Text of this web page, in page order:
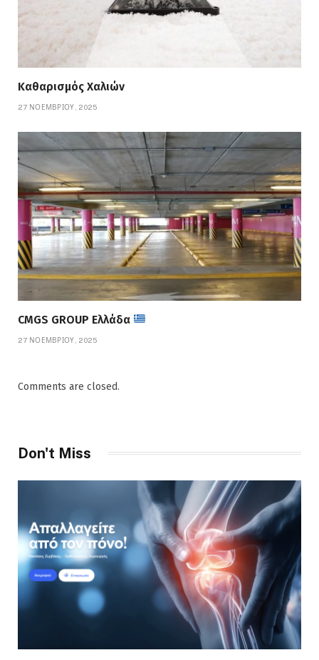
Καθαρισμός Χαλιών
27 ΝΟΕΜΒΡΊΟΥ, 2025
CMGS GROUP Ελλάδα
27 ΝΟΕΜΒΡΊΟΥ, 2025
Comments are closed.
Don't Miss